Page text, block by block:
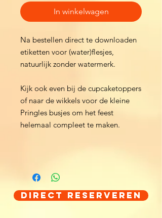
In winkelwagen
Na bestellen direct te downloaden
etiketten voor (water)flesjes,
natuurlijk zonder watermerk.
Kijk ook even bij de cupcaketoppers
of naar de wikkels voor de kleine
Pringles busjes om het feest
helemaal compleet te maken.
Direct Reserveren